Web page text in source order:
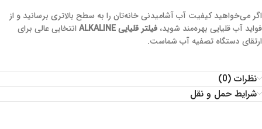
اگر می‌خواهید کیفیت آب آشامیدنی خانه‌تان را به سطح بالاتری برسانید و از
فواید آب قلیایی بهره‌مند شوید، فیلتر قلیایی ALKALINE
انتخابی عالی برای
ارتقای دستگاه تصفیه آب شماست.
نظرات (0)
شرایط حمل و نقل